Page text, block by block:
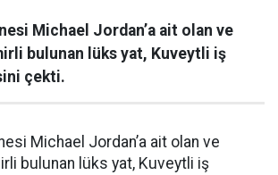
Michael Jordan’a ait olan ve
bulunan lüks yat, Kuveytli iş
çekti.
Michael Jordan’a ait olan ve
bulunan lüks yat, Kuveytli iş